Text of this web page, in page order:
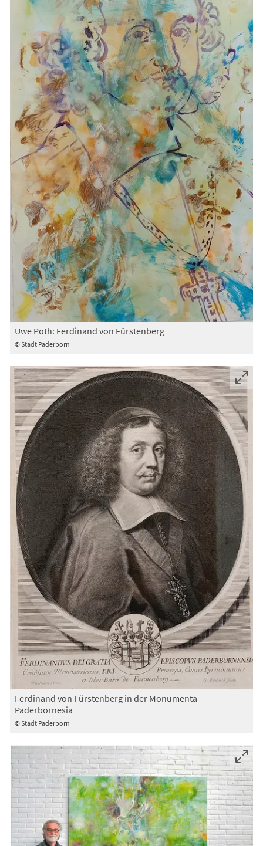
© Stadt Paderborn
Uwe Poth: Ferdinand von Fürstenberg
© Stadt Paderborn
Ferdinand von Fürstenberg in der Monumenta
Paderbornesia